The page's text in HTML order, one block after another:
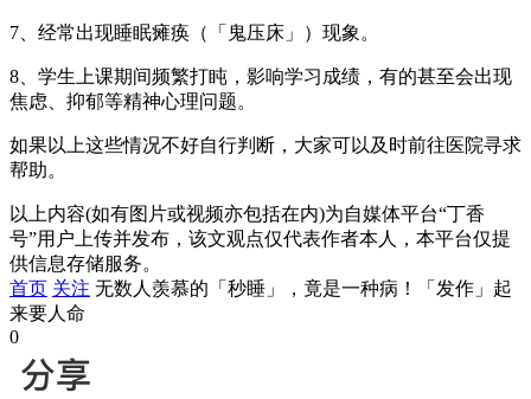
7、经常出现睡眠瘫痪（「鬼压床」）现象。
8、学生上课期间频繁打盹，影响学习成绩，有的甚至会出现
焦虑、抑郁等精神心理问题。
如果以上这些情况不好自行判断，大家可以及时前往医院寻求
帮助。
以上内容(如有图片或视频亦包括在内)为自媒体平台“丁香
号”用户上传并发布，该文观点仅代表作者本人，本平台仅提
供信息存储服务。
首页 关注 无数人羡慕的「秒睡」，竟是一种病！「发作」起
来要人命
0